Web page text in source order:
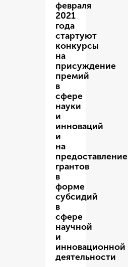
февраля
2021
года
стартуют
конкурсы
на
присуждение
премий
в
сфере
науки
и
инноваций
и
на
предоставление
грантов
в
форме
субсидий
в
сфере
научной
и
инновационной
деятельности